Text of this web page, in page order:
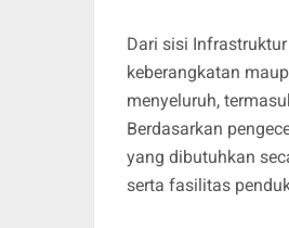
Dari sisi
keberangkatan
menyeluruh,
Berdasarkan
yang dibutuhkan
serta fasilitas